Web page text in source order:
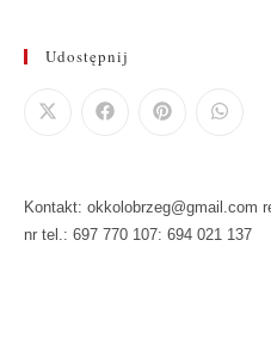
Udostępnij
Kontakt: okkolobrzeg@gmail.com
nr tel.: 697 770 107: 694 021 137